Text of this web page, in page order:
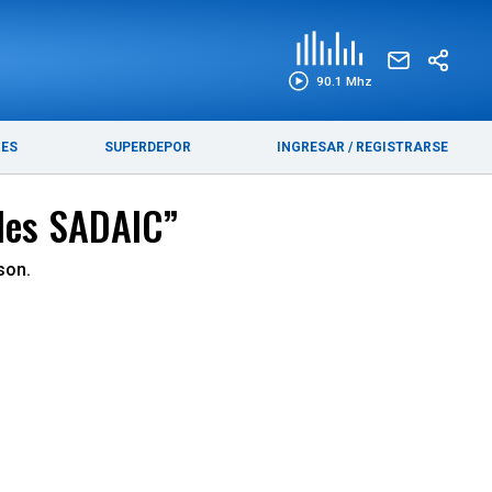
90.1 Mhz
SUPERDEPOR INGRESAR / REGISTRARSE
SADAIC”